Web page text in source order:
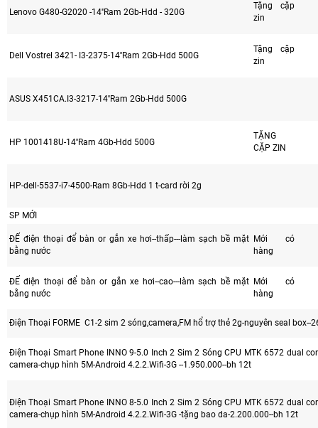
Lenovo G480-G2020 -14''Ram 2Gb-Hdd - 320G
Tặng cặp
zin
Dell Vostrel 3421- I3-2375-14''Ram 2Gb-Hdd 500G
Tặng cặp
zin
ASUS X451CA.I3-3217-14''Ram 2Gb-Hdd 500G
HP 1001418U-14''Ram 4Gb-Hdd 500G
TẶNG
CẶP ZIN
HP-dell-5537-i7-4500-Ram 8Gb-Hdd 1 t-card rời 2g
SP MỚI
ĐẾ điện thoại để bàn or gắn xe hơi--thấp---làm sạch bề mặt
bằng nước
Mới có
hàng
ĐẾ điện thoại để bàn or gắn xe hơi--cao---làm sạch bề mặt
bằng nước
Mới có
hàng
Điện Thoại FORME C1-2 sim 2 sóng,camera,FM hổ trợ thẻ 2g-nguyên seal box--
Điện Thoại Smart Phone INNO 9-5.0 Inch 2 Sim 2 Sóng CPU MTK 6572 dual
camera-chụp hình 5M-Android 4.2.2.Wifi-3G --1.950.000--bh 12t
Điện Thoại Smart Phone INNO 8-5.0 Inch 2 Sim 2 Sóng CPU MTK 6572 dual
camera-chụp hình 5M-Android 4.2.2.Wifi-3G -tặng bao da-2.200.000--bh 12t